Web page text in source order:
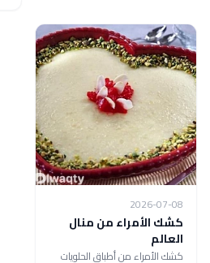
2026-07-08
كشك الأمراء من منال
العالم
كشك الأمراء من أطباق الحلويات